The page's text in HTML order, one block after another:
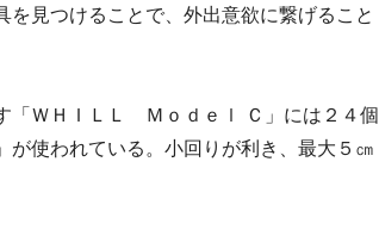
見つけることで、外出意欲に繋げること
「ＷＨＩＬＬ Ｍｏｄｅｌ Ｃ」には２４個
使われている。小回りが利き、最大５㎝